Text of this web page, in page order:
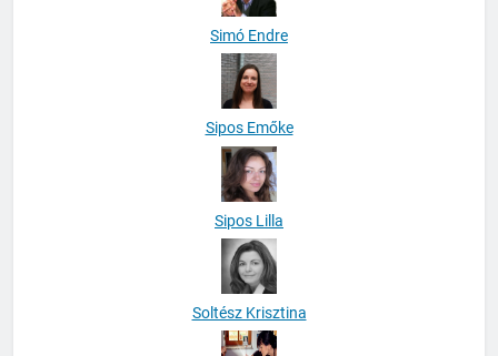
Simó Endre
Sipos Emőke
Sipos Lilla
Soltész Krisztina